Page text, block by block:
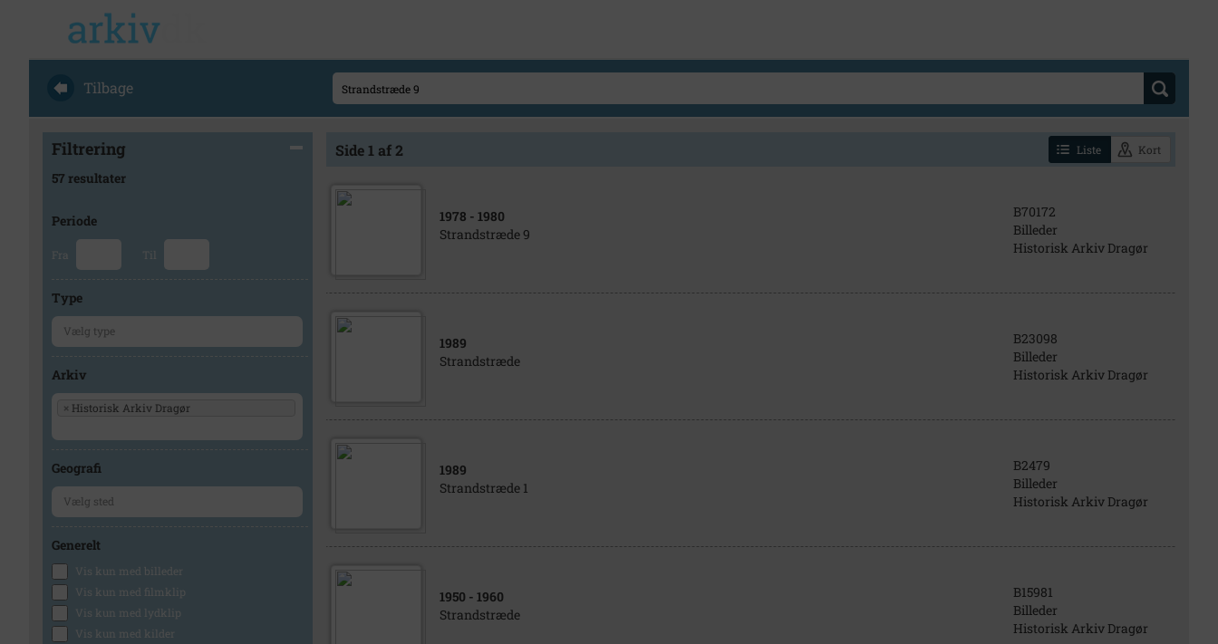
Tilbage
Filtrering
57 resultater
Periode
Fra Til
Type
Arkiv
× Historisk Arkiv Dragør
Geografi
Generelt
Vis kun med billeder
Vis kun med filmklip
Vis kun med lydklip
Vis kun med kilder
Side 1 af 2 Liste Kort
1978 - 1980
Strandstræde 9
B70172
Billeder
Historisk Arkiv Dragør
1989
Strandstræde
B23098
Billeder
Historisk Arkiv Dragør
1989
Strandstræde 1
B2479
Billeder
Historisk Arkiv Dragør
1950 - 1960
Strandstræde
B15981
Billeder
Historisk Arkiv Dragør